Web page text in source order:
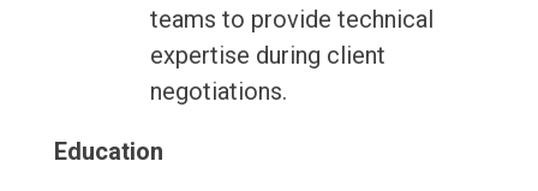
teams to provide technical
expertise during client
negotiations.
Education